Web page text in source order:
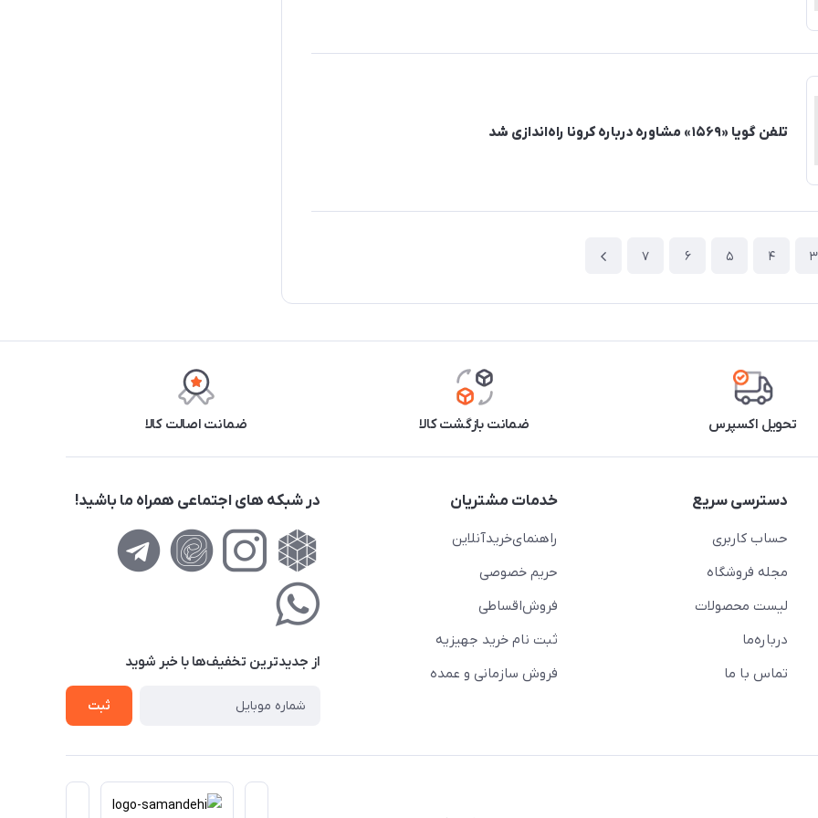
تلفن گویا «۱۵۶۹» مشاوره درباره کرونا راه‌اندازی شد
3
4
5
6
7
تحویل اکسپرس ضمانت بازگشت کالا ضمانت اصالت کالا
دسترسی سریع
حساب کاربری
مجله فروشگاه
لیست محصولات
درباره‌ما
تماس با ما
خدمات مشتریان
راهنمای‌خرید‌آنلاین
حریم خصوصی
فروش‌اقساطی
ثبت نام خرید جهیزیه
فروش سازمانی و عمده
در شبکه های اجتماعی همراه ما باشید!
از جدید‌ترین تخفیف‌ها با‌ خبر شوید
ثبت